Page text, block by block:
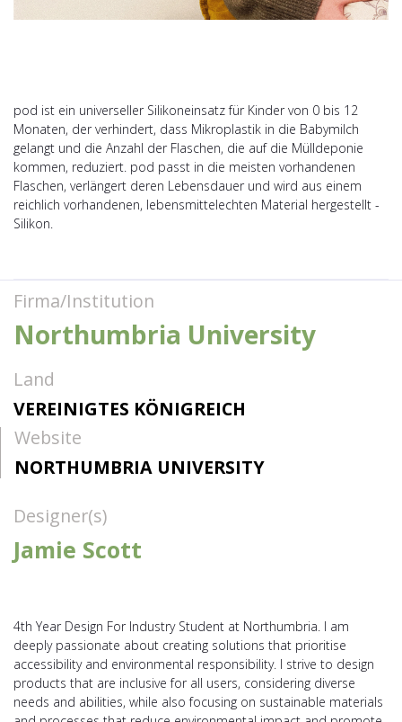
pod ist ein universeller Silikoneinsatz für Kinder von 0 bis 12
Monaten, der verhindert, dass Mikroplastik in die Babymilch
gelangt und die Anzahl der Flaschen, die auf die Mülldeponie
kommen, reduziert. pod passt in die meisten vorhandenen
Flaschen, verlängert deren Lebensdauer und wird aus einem
reichlich vorhandenen, lebensmittelechten Material hergestellt -
Silikon.
Firma/Institution
Northumbria University
Land
VEREINIGTES KÖNIGREICH
Website
NORTHUMBRIA UNIVERSITY
Designer(s)
Jamie Scott
4th Year Design For Industry Student at Northumbria. I am
deeply passionate about creating solutions that prioritise
accessibility and environmental responsibility. I strive to design
products that are inclusive for all users, considering diverse
needs and abilities, while also focusing on sustainable materials